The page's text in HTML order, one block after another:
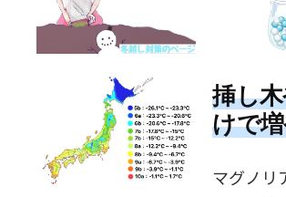
挿し
けで
マグノリ